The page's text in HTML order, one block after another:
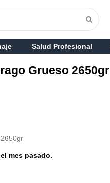
Salud Profesional
Grueso 2650gr
mes pasado.